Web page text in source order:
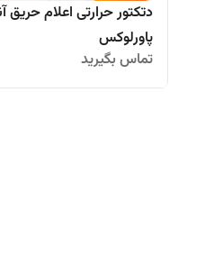
دتکتور حرارتی اعلام حریق
پاورلوکس
تماس بگیرید